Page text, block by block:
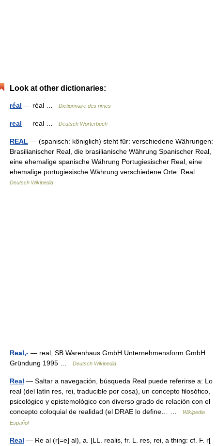
Look at other dictionaries:
réal — réal … Dictionnaire des rimes
real — real … Deutsch Wörterbuch
REAL — (spanisch: königlich) steht für: verschiedene Währungen:
Brasilianischer Real, die brasilianische Währung Spanischer Real,
eine ehemalige spanische Währung Portugiesischer Real, eine
ehemalige portugiesische Währung verschiedene Orte: Real… …
Deutsch Wikipedia
Real,- — real, SB Warenhaus GmbH Unternehmensform GmbH
Gründung 1995 …
Deutsch Wikipedia
Real — Saltar a navegación, búsqueda Real puede referirse a: Lo
real (del latín res, rei, traducible por cosa), un concepto filosófico,
psicológico y epistemológico con diverso grado de relación con el
concepto coloquial de realidad (el DRAE lo define… …
Wikipedia
Español
Real — Re al (r[=e] al), a. [LL. realis, fr. L. res, rei, a thing: cf. F. r[